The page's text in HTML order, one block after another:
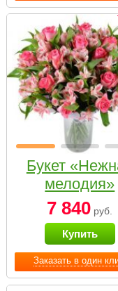
Заказать в один
Букет
мелодия»
7 840 руб.
Купить